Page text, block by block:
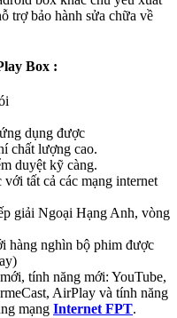
trợ bảo hành sửa chữa về
Box :
dụng được
chất lượng cao.
duyệt kỹ càng.
tất cả các mạng internet
giải Ngoại Hạng Anh, vòng
hàng nghìn bộ phim được
tính năng mới: YouTube,
AirPlay và tính năng
mạng Internet FPT.